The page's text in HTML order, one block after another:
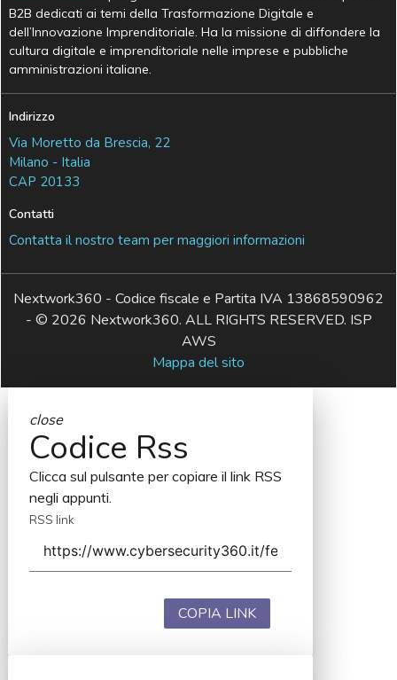
B2B dedicati ai temi della Trasformazione Digitale e
dell’Innovazione Imprenditoriale. Ha la missione di diffondere la
cultura digitale e imprenditoriale nelle imprese e pubbliche
amministrazioni italiane.
Indirizzo
Via Moretto da Brescia, 22
Milano - Italia
CAP 20133
Contatti
Contatta il nostro team per maggiori informazioni
Nextwork360 - Codice fiscale e Partita IVA 13868590962
- © 2026 Nextwork360. ALL RIGHTS RESERVED. ISP
AWS
Mappa del sito
close
Codice Rss
Clicca sul pulsante per copiare il link RSS
negli appunti.
RSS link
COPIA LINK